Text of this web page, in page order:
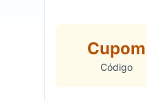
Cupom
Código